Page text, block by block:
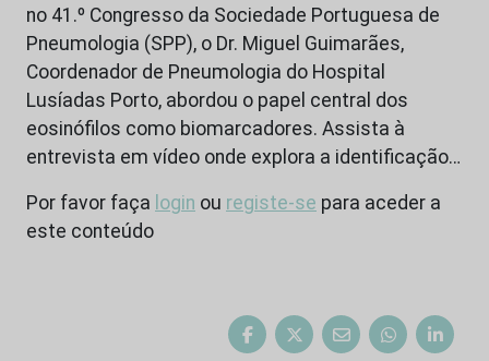
no 41.º Congresso da Sociedade Portuguesa de
Pneumologia (SPP), o Dr. Miguel Guimarães,
Coordenador de Pneumologia do Hospital
Lusíadas Porto, abordou o papel central dos
eosinófilos como biomarcadores. Assista à
entrevista em vídeo onde explora a identificação…
Por favor faça login ou registe-se para aceder a
este conteúdo